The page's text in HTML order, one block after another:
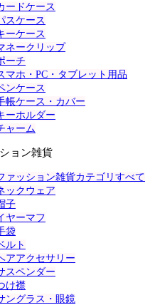
ードケース
スケース
ーケース
ネークリップ
ーチ
マホ・PC・タブレット用品
ンケース
帳ケース・カバー
ーホルダー
ャーム
ョン雑貨
ァッション雑貨カテゴリすべて
ックウェア
子
ヤーマフ
袋
ルト
アアクセサリー
スペンダー
け襟
ングラス・眼鏡